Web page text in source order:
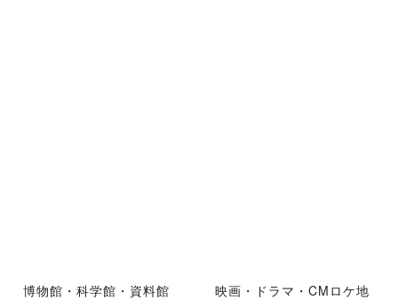
博物館・科学館・資料館 映画・ドラマ・CMロケ地